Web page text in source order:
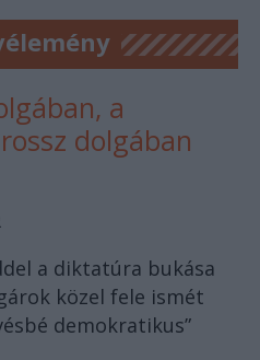
a
dolgában
a diktatúra bukása
közel fele ismét
demokratikus”